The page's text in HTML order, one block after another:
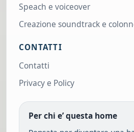
Speach e voiceover
Creazione soundtrack e
CONTATTI
Contatti
Privacy e Policy
Per chi e’ questa home